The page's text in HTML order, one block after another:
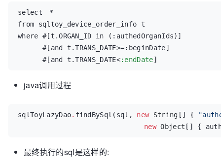
	</
value>
<!--
这里为极特殊情况下提供了自定义count-sql
<!--
<count-sql></count-sql>
select 	*
from sqltoy_device_order_info t
where #[t.ORGAN_ID in (:authedOrganIds)]
      #[and t.TRANS_DATE<
:endDate]
java调用过程
sqlToyLazyDao. findBySql(sql, new String [] { "
new Object [] {
最终执行的sql是这样的: